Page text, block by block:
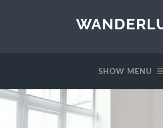
SHOW MENU